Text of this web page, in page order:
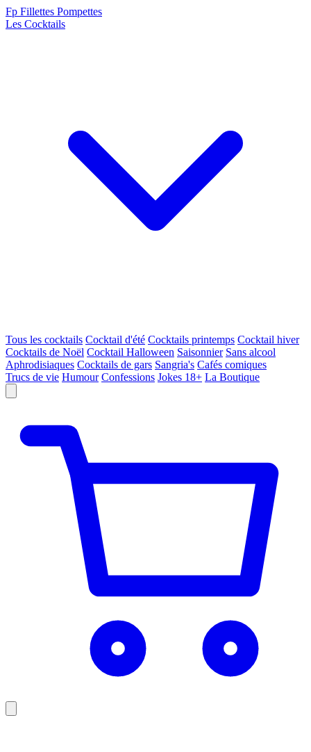
Fp Fillettes Pompettes
Les Cocktails
Tous les cocktails Cocktail d'été Cocktails printemps Cocktail hiver
Cocktails de Noël Cocktail Halloween Saisonnier Sans alcool
Aphrodisiaques Cocktails de gars Sangria's Cafés comiques
Trucs de vie Humour Confessions Jokes 18+ La Boutique